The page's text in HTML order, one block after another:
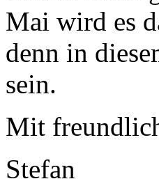
Mai wird es
denn in
sein.
Mit
Stefan